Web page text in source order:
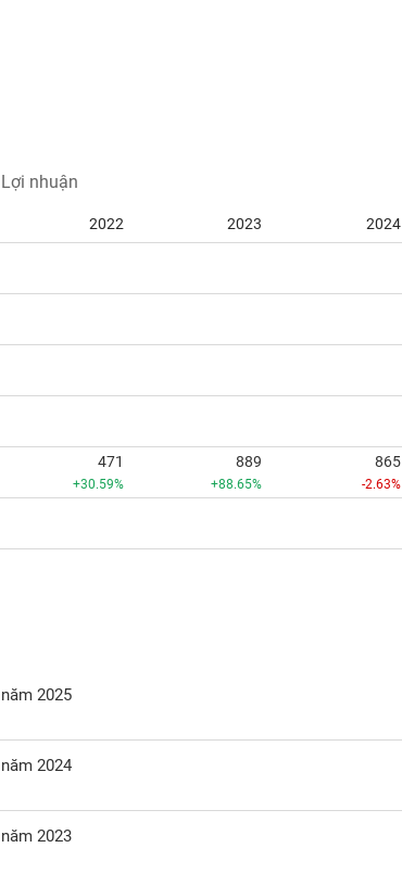
Lợi nhuận
2022 2023 2024
471
+30.59%
889
+88.65%
865
-2.63%
2025
2024
2023